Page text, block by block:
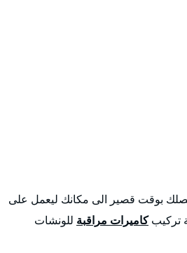
بوقت قصير الى مكانك ليعمل على
تركيبكاميرات مراقبة للونشات